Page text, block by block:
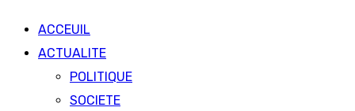
ACCEUIL
ACTUALITE
POLITIQUE
SOCIETE